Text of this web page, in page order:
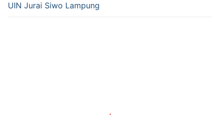
UIN Jurai Siwo Lampung